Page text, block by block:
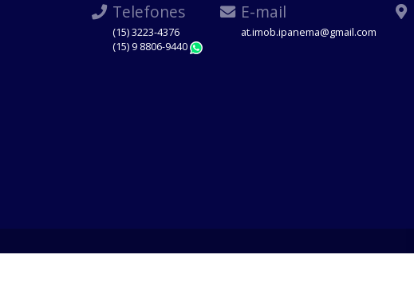
Telefones
(15) 3223-4376
(15) 9 8806-9440
E-mail
at.imob.ipanema@gmail.com